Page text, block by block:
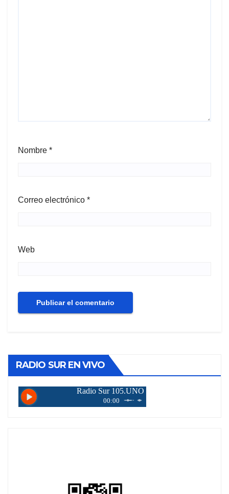
Nombre *
Correo electrónico *
Web
RADIO SUR EN VIVO